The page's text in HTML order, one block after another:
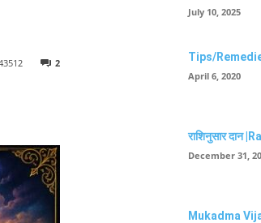
2
July 10, 2025
Tips/
April 6, 2020
राशिनुसार दान
December 31,
Mukadma